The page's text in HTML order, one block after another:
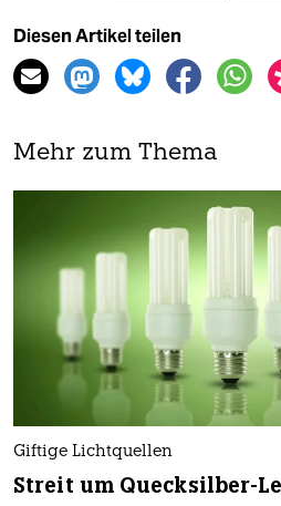
Diesen Artikel teilen
Mehr zum Thema
Giftige Lichtquellen
Streit um Quecksilber-